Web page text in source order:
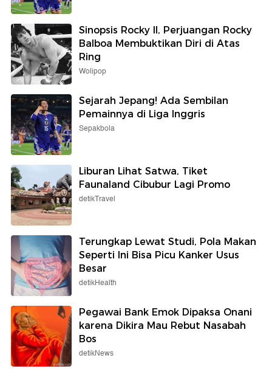
Sinopsis Rocky II, Perjuangan Rocky
Balboa Membuktikan Diri di Atas
Ring
Wolipop
Sejarah Jepang! Ada Sembilan
Pemainnya di Liga Inggris
Sepakbola
Liburan Lihat Satwa, Tiket
Faunaland Cibubur Lagi Promo
detikTravel
Terungkap Lewat Studi, Pola Makan
Seperti Ini Bisa Picu Kanker Usus
Besar
detikHealth
Pegawai Bank Emok Dipaksa Onani
karena Dikira Mau Rebut Nasabah
Bos
detikNews